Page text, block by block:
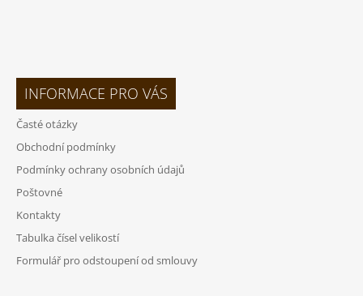
INFORMACE PRO VÁS
Časté otázky
Obchodní podmínky
Podmínky ochrany osobních údajů
Poštovné
Kontakty
Tabulka čísel velikostí
Formulář pro odstoupení od smlouvy